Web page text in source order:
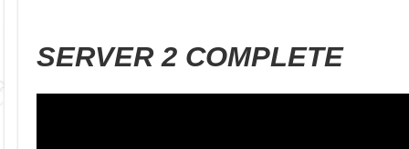
SERVER 2 COMPLETE